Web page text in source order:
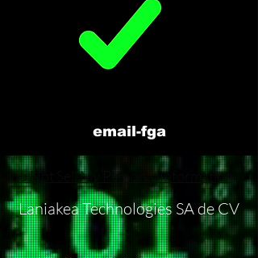
email-fga
Do Not Sell My Personal Information
Laniakea Technologies SA de CV